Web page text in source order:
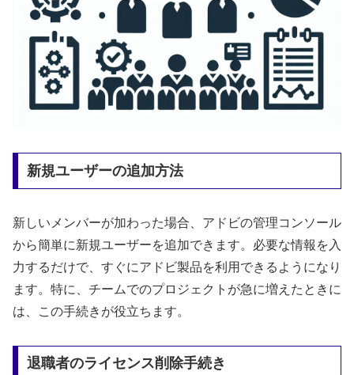
新規ユーザーの追加方法
新しいメンバーが加わった場合、アドビの管理コンソール
から簡単に新規ユーザーを追加できます。必要な情報を入
力するだけで、すぐにアドビ製品を利用できるようになり
ます。特に、チームでのプロジェクトが急に増えたときに
は、この手続きが役立ちます。
退職者のライセンス削除手続き